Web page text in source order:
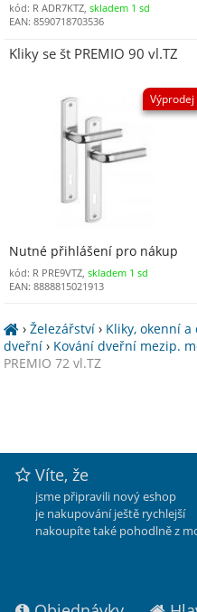
kód: R ADR7KTZ, skladem 1 sd
EAN: 8590718703536
Kliky se št PREMIO 90 vl.TZ
Výprodej
Nutné přihlášení pro nákup
kód: R PRE9VTZ, skladem 1 sd
EAN: 8888815021913
›Železářství › Kliky, okenní
dveřní › Kování dveřní mezip.
PREMIO 72 vl.TZ
Víte, že
jsme připravili nový eshop
je nakupování ještě rychlejší
nakoupíte také pohodlně z